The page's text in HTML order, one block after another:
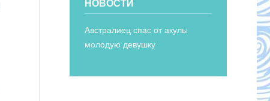
НОВОСТИ
Австралиец спас от акулы
молодую девушку